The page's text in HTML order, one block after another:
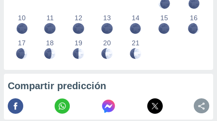
10 11 12 13 14 15 16
17 18 19 20 21
Compartir predicción